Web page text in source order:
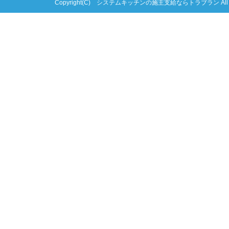
Copyright(C) システムキッチンの施主支給ならトラブラン